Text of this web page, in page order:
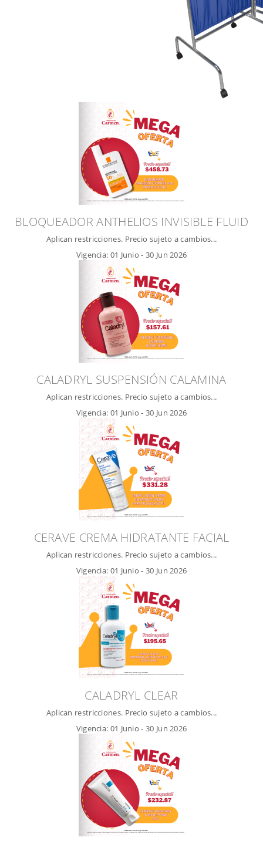
BLOQUEADOR ANTHELIOS INVISIBLE FLUID
Aplican restricciones. Precio sujeto a cambios...
Vigencia: 01 Junio - 30 Jun 2026
CALADRYL SUSPENSIÓN CALAMINA
Aplican restricciones. Precio sujeto a cambios...
Vigencia: 01 Junio - 30 Jun 2026
CERAVE CREMA HIDRATANTE FACIAL
Aplican restricciones. Precio sujeto a cambios...
Vigencia: 01 Junio - 30 Jun 2026
CALADRYL CLEAR
Aplican restricciones. Precio sujeto a cambios...
Vigencia: 01 Junio - 30 Jun 2026